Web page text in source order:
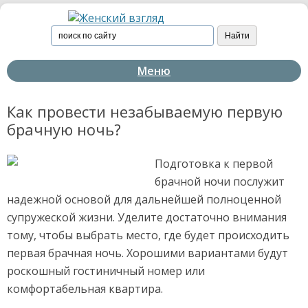
Меню
Как провести незабываемую первую
брачную ночь?
Подготовка к первой
брачной ночи послужит
надежной основой для дальнейшей полноценной
супружеской жизни. Уделите достаточно внимания
тому, чтобы выбрать место, где будет происходить
первая брачная ночь. Хорошими вариантами будут
роскошный гостиничный номер или
комфортабельная квартира.